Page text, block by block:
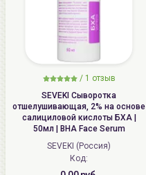
/ 1 отзыв
SEVEKI Сыворотка
отшелушивающая, 2% на основе
салициловой кислоты БХА |
50мл | BHA Face Serum
SEVEKI (Россия)
Код: